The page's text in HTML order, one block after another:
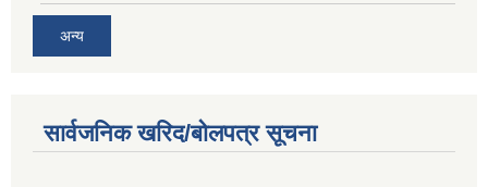
अन्य
सार्वजनिक खरिद/बोलपत्र सूचना